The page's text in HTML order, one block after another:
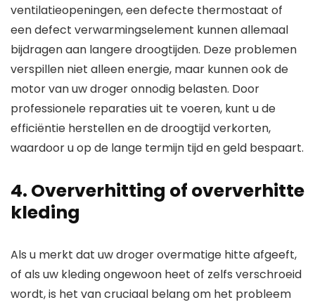
ventilatieopeningen, een defecte thermostaat of
een defect verwarmingselement kunnen allemaal
bijdragen aan langere droogtijden. Deze problemen
verspillen niet alleen energie, maar kunnen ook de
motor van uw droger onnodig belasten. Door
professionele reparaties uit te voeren, kunt u de
efficiëntie herstellen en de droogtijd verkorten,
waardoor u op de lange termijn tijd en geld bespaart.
4. Oververhitting of oververhitte
kleding
Als u merkt dat uw droger overmatige hitte afgeeft,
of als uw kleding ongewoon heet of zelfs verschroeid
wordt, is het van cruciaal belang om het probleem